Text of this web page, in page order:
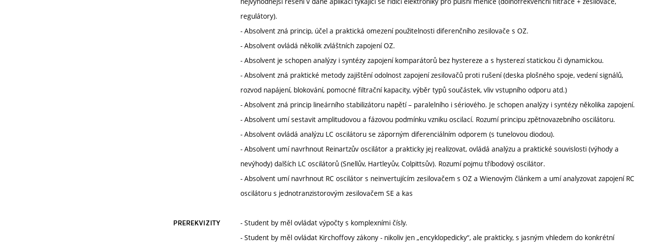
regulátory).
- Absolvent zná princip, účel a praktická omezení použitelnosti diferenčního zesilovače s OZ.
- Absolvent ovládá několik zvláštních zapojení OZ.
- Absolvent je schopen analýzy i syntézy zapojení komparátorů bez hystereze a s hysterezí statickou či dynamickou.
- Absolvent zná praktické metody zajištění odolnost zapojení zesilovačů proti rušení (deska plošného spoje, vedení signálů,
rozvod napájení, blokování, pomocné filtrační kapacity, výběr typů součástek, vliv vstupního odporu atd.)
- Absolvent zná princip lineárního stabilizátoru napětí – paralelního i sériového. Je schopen analýzy i syntézy několika zapojení.
- Absolvent umí sestavit amplitudovou a fázovou podmínku vzniku oscilací. Rozumí principu zpětnovazebního oscilátoru.
- Absolvent ovládá analýzu LC oscilátoru se záporným diferenciálním odporem (s tunelovou diodou).
- Absolvent umí navrhnout Reinartzův oscilátor a prakticky jej realizovat, ovládá analýzu a praktické souvislosti (výhody a
nevýhody) dalších LC oscilátorů (Snellův, Hartleyův, Colpittsův). Rozumí pojmu tříbodový oscilátor.
- Absolvent umí navrhnout RC oscilátor s neinvertujícím zesilovačem s OZ a Wienovým článkem a umí analyzovat zapojení RC
oscilátoru s jednotranzistorovým zesilovačem SE a kas
PREREKVIZITY
- Student by měl ovládat výpočty s komplexními čísly.
- Student by měl ovládat Kirchoffovy zákony - nikoliv jen „encyklopedicky“, ale prakticky, s jasným vhledem do konkrétní